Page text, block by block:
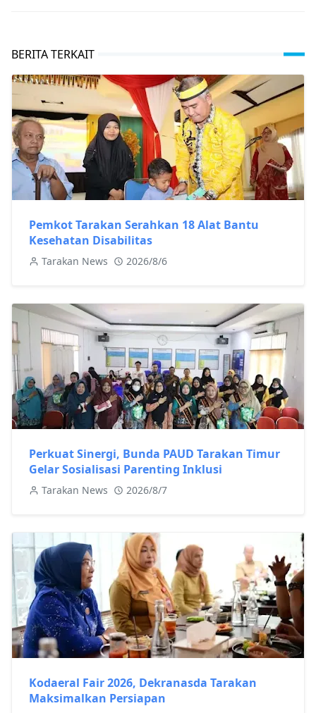
BERITA TERKAIT
Pemkot Tarakan Serahkan 18 Alat Bantu
Kesehatan Disabilitas
Tarakan News 2026/8/6
Perkuat Sinergi, Bunda PAUD Tarakan Timur
Gelar Sosialisasi Parenting Inklusi
Tarakan News 2026/8/7
Kodaeral Fair 2026, Dekranasda Tarakan
Maksimalkan Persiapan